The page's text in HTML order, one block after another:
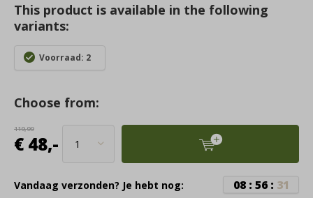
This product is available in the following
variants:
Voorraad: 2
Choose from:
119,99
€ 48,-
Vandaag verzonden? Je hebt nog: 08: 56: 30